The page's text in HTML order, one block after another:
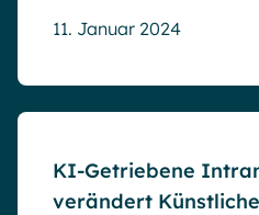
11. Januar 2024
KI-Getriebene
verändert